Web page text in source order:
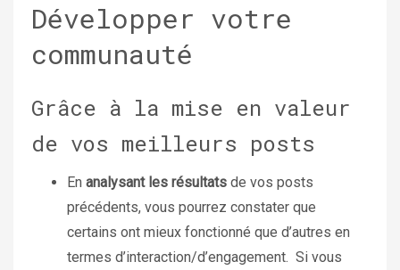
Développer votre
communauté
Grâce à la mise en valeur
de vos meilleurs posts
En analysant les résultats de vos posts
précédents, vous pourrez constater que
certains ont mieux fonctionné que d’autres en
termes d’interaction/d’engagement. Si vous